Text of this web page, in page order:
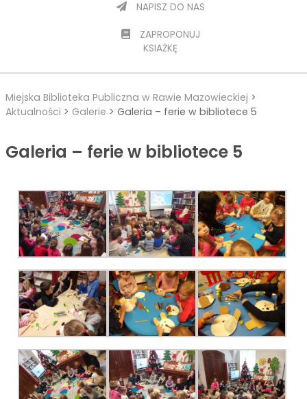
NAPISZ DO NAS
ZAPROPONUJ
KSIAŻKĘ
Miejska Biblioteka Publiczna w Rawie Mazowieckiej >
Aktualności > Galerie > Galeria – ferie w bibliotece 5
Galeria – ferie w bibliotece 5